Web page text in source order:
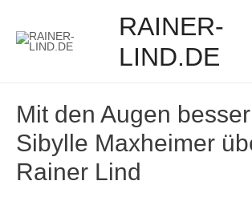
RAINER-
LIND.DE
Mit den Augen
Sibylle Maxheimer
Rainer Lind